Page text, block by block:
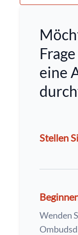
eine
Stellen
Wenden